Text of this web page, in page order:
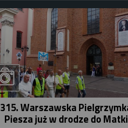
315. Warszawska
Piesza już w drodze do Matki